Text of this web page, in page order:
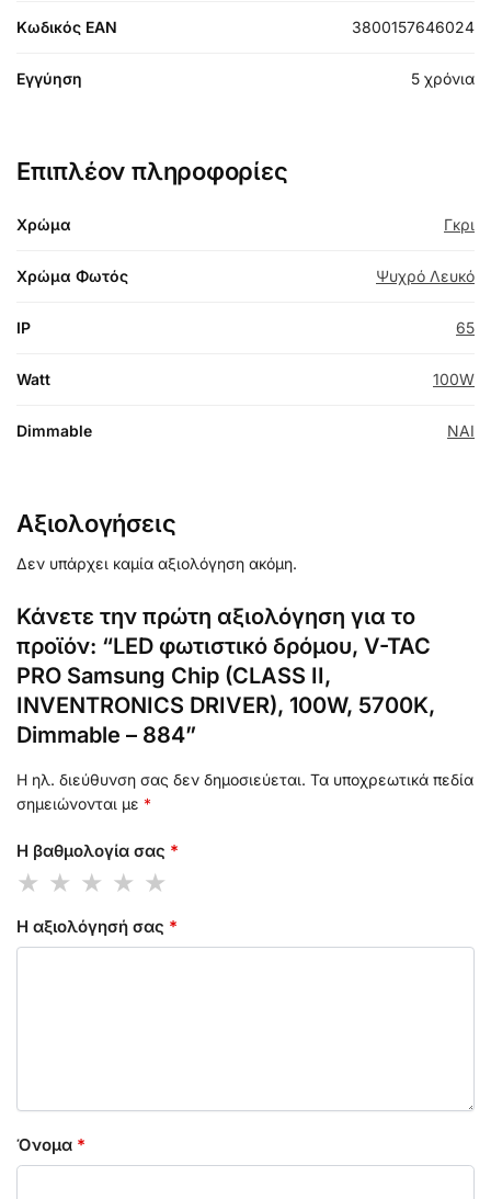
Κωδικός EAN 3800157646024
Εγγύηση 5 χρόνια
Επιπλέον πληροφορίες
Χρώμα Γκρι
Χρώμα Φωτός Ψυχρό Λευκό
IP 65
Watt 100W
Dimmable NAI
Αξιολογήσεις
Δεν υπάρχει καμία αξιολόγηση ακόμη.
Κάνετε την πρώτη αξιολόγηση για το
προϊόν: “LED φωτιστικό δρόμου, V-TAC
PRO Samsung Chip (CLASS II,
INVENTRONICS DRIVER), 100W, 5700Κ,
Dimmable – 884”
Η ηλ. διεύθυνση σας δεν δημοσιεύεται. Τα υποχρεωτικά πεδία
σημειώνονται με *
Η βαθμολογία σας *
Η αξιολόγησή σας *
Όνομα *